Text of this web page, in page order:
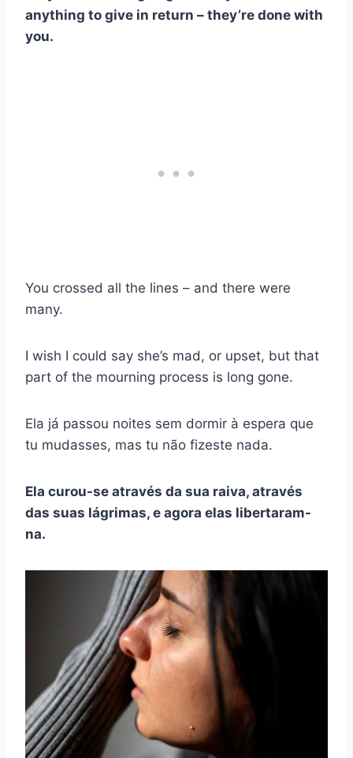
anything to give in return – they’re done with
you.
You crossed all the lines – and there were
many.
I wish I could say she’s mad, or upset, but that
part of the mourning process is long gone.
Ela já passou noites sem dormir à espera que
tu mudasses, mas tu não fizeste nada.
Ela curou-se através da sua raiva, através
das suas lágrimas, e agora elas libertaram-
na.